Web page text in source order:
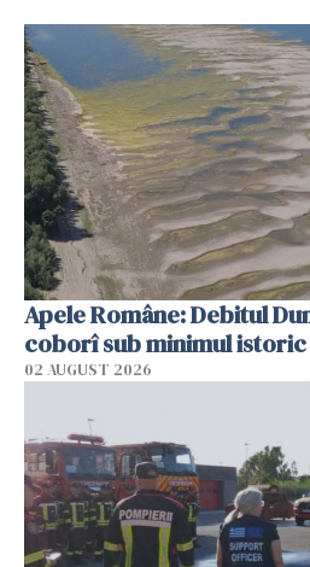
Apele Române: Debitul
coborî sub minimul istoric
02 AUGUST 2026